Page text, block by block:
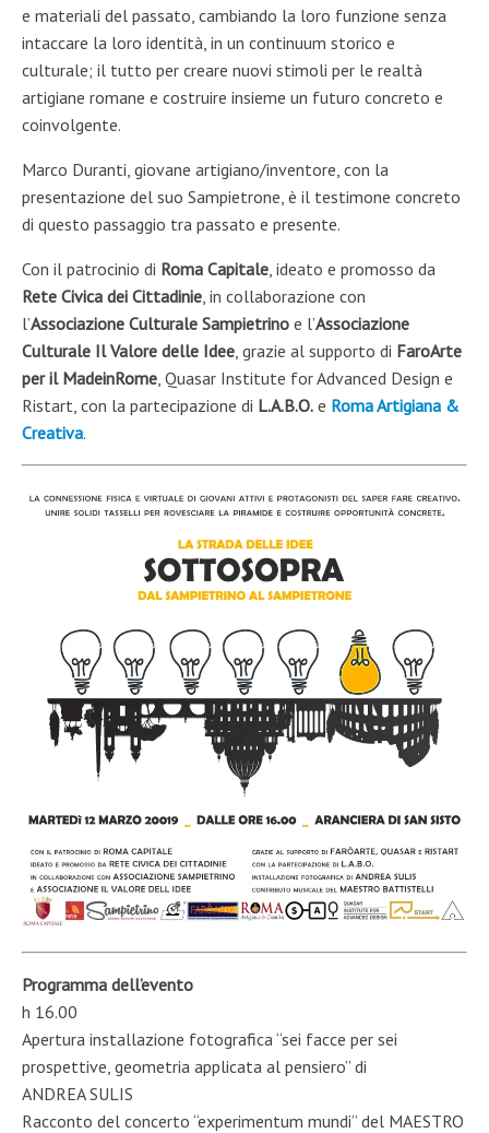
e materiali del passato, cambiando la loro funzione senza
intaccare la loro identità, in un continuum storico e
culturale; il tutto per creare nuovi stimoli per le realtà
artigiane romane e costruire insieme un futuro concreto e
coinvolgente.
Marco Duranti, giovane artigiano/inventore, con la
presentazione del suo Sampietrone, è il testimone concreto
di questo passaggio tra passato e presente.
Con il patrocinio di Roma Capitale, ideato e promosso da
Rete Civica dei Cittadinie, in collaborazione con
l’Associazione Culturale Sampietrino e l’Associazione
Culturale Il Valore delle Idee, grazie al supporto di FaroArte
per il MadeinRome, Quasar Institute for Advanced Design e
Ristart, con la partecipazione di L.A.B.O. e Roma Artigiana &
Creativa.
Programma dell’evento
h 16.00
Apertura installazione fotografica “sei facce per sei
prospettive, geometria applicata al pensiero” di
ANDREA SULIS
Racconto del concerto “experimentum mundi” del MAESTRO